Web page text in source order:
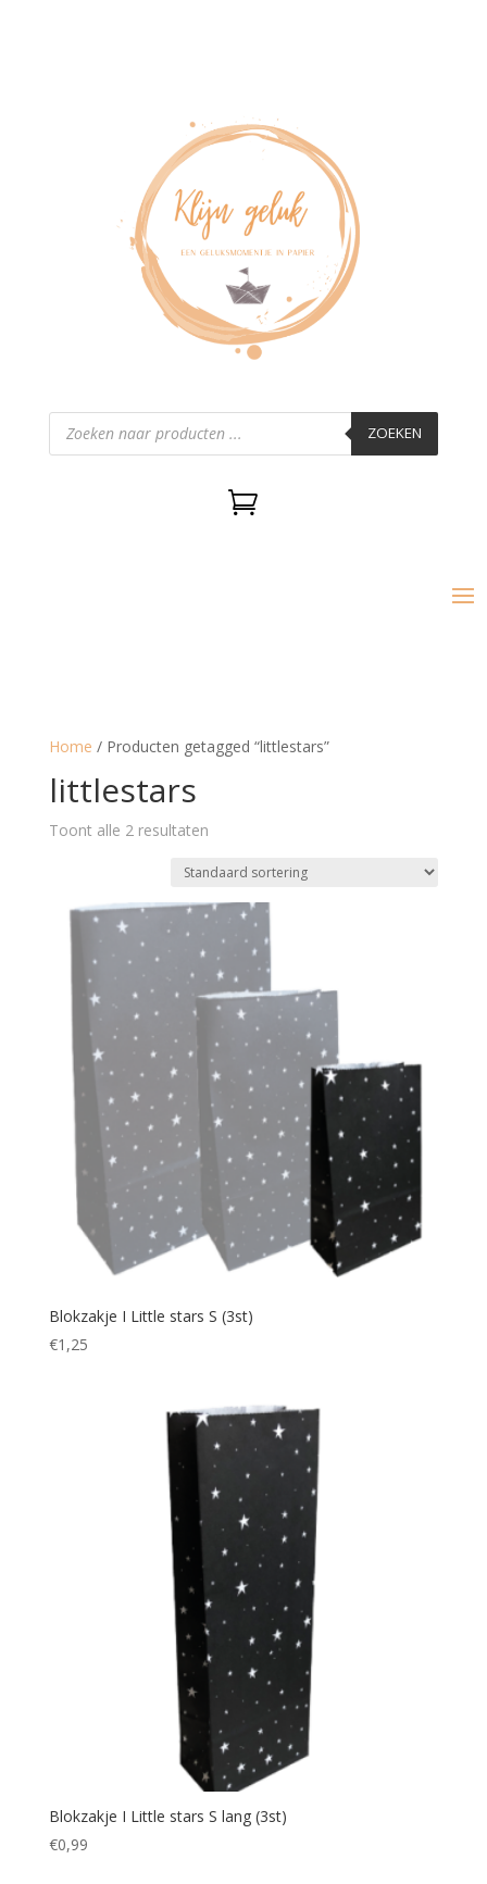
Producten
zoeken ZOEKEN

Home / Producten getagged “littlestars”
littlestars
Toont alle 2 resultaten
Blokzakje I Little stars S (3st)
€1,25
Blokzakje I Little stars S lang (3st)
€0,99